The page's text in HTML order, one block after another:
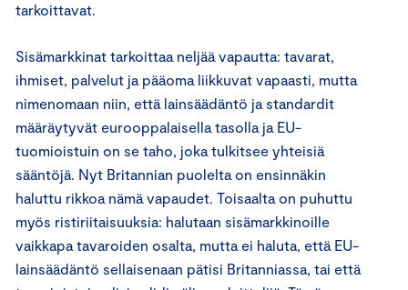
tarkoittavat.
Sisämarkkinat tarkoittaa neljää vapautta: tavarat,
ihmiset, palvelut ja pääoma liikkuvat vapaasti, mutta
nimenomaan niin, että lainsäädäntö ja standardit
määräytyvät eurooppalaisella tasolla ja EU-
tuomioistuin on se taho, joka tulkitsee yhteisiä
sääntöjä. Nyt Britannian puolelta on ensinnäkin
haluttu rikkoa nämä vapaudet. Toisaalta on puhuttu
myös ristiriitaisuuksia: halutaan sisämarkkinoille
vaikkapa tavaroiden osalta, mutta ei haluta, että EU-
lainsäädäntö sellaisenaan pätisi Britanniassa, tai että